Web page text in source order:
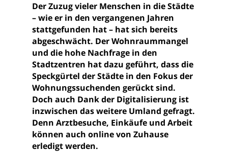
Der Zuzug vieler Menschen in die Städte
– wie er in den vergangenen Jahren
stattgefunden hat – hat sich bereits
abgeschwächt. Der Wohnraummangel
und die hohe Nachfrage in den
Stadtzentren hat dazu geführt, dass die
Speckgürtel der Städte in den Fokus der
Wohnungssuchenden gerückt sind.
Doch auch Dank der Digitalisierung ist
inzwischen das weitere Umland gefragt.
Denn Arztbesuche, Einkäufe und Arbeit
können auch online von Zuhause
erledigt werden.